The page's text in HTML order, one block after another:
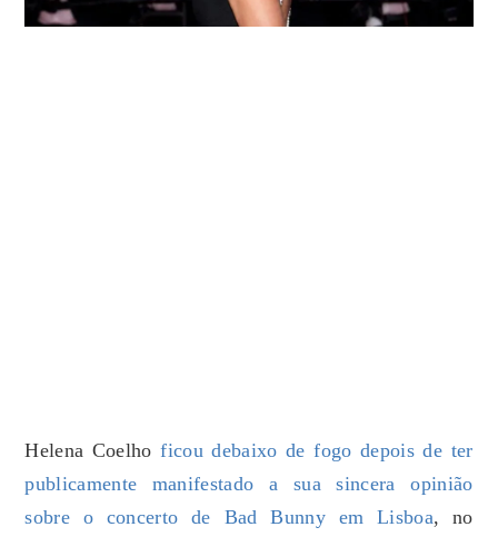
Helena Coelho ficou debaixo de fogo depois de ter
publicamente manifestado a sua sincera opinião
sobre o concerto de Bad Bunny em Lisboa, no